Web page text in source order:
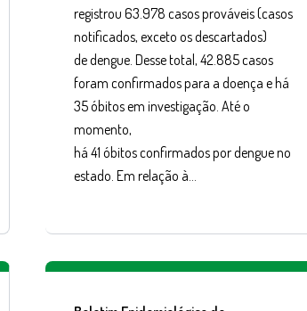
registrou 63.978 casos prováveis (casos
notificados, exceto os descartados)
de dengue. Desse total, 42.885 casos
foram confirmados para a doença e há
35 óbitos em investigação. Até o
momento,
há 41 óbitos confirmados por dengue no
estado. Em relação à…